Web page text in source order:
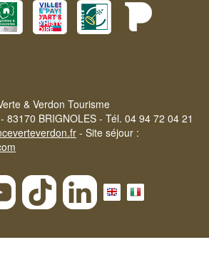
& Verdon Tourisme
83170 BRIGNOLES - Tél. 04 94 72 04 21
- Site séjour :